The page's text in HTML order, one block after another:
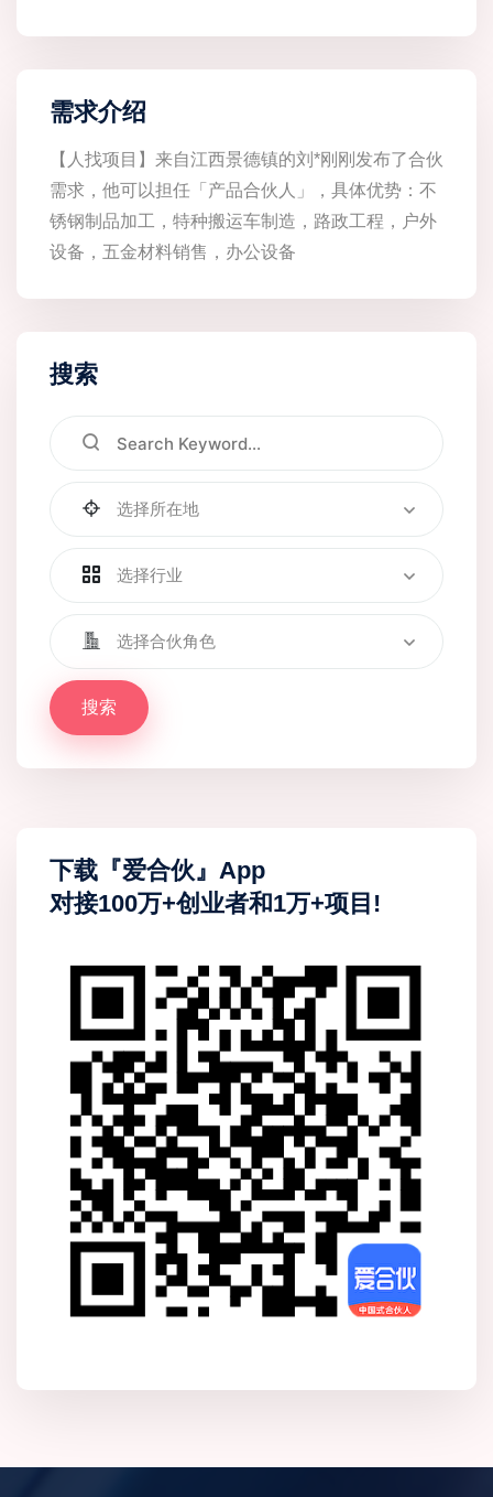
需求介绍
【人找项目】来自江西景德镇的刘*刚刚发布了合伙
需求，他可以担任「产品合伙人」，具体优势：不
锈钢制品加工，特种搬运车制造，路政工程，户外
设备，五金材料销售，办公设备
搜索
选择所在地
选择行业
选择合伙角色
搜索
下载『爱合伙』App
对接100万+创业者和1万+项目!